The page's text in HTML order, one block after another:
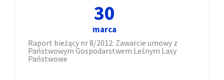
30
marca
Raport bieżący nr 8/2012: Zawarcie umowy z
Państwowym Gospodarstwem Leśnym Lasy
Państwowe